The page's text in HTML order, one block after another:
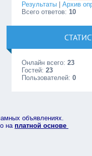
Результаты |Архив
Всего ответов:10
Онлайн всего:23
Гостей:23
Пользователей:0
объявлениях.
на платной основе